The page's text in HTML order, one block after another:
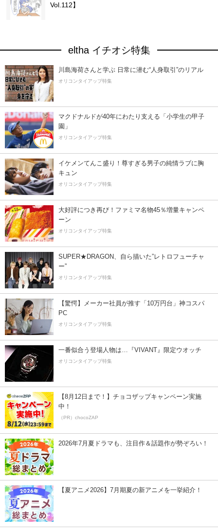
Vol.112】
eltha イチオシ特集
川島海荷さんと学ぶ 日常に潜む“人身取引”のリアル
オリコンタイアップ特集
マクドナルドが40年にわたり支える「小学生の甲子
園」
オリコンタイアップ特集
イケメンてんこ盛り！尊すぎる男子の純情ラブに胸
キュン
オリコンタイアップ特集
大好評につき再び！ファミマ名物45％増量キャンペ
ーン
オリコンタイアップ特集
SUPER★DRAGON、自ら描いた”レトロフューチャ
ー”
オリコンタイアップ特集
【驚愕】メーカー社員が推す「10万円台」神コスパ
PC
オリコンタイアップ特集
一番似合う登場人物は…『VIVANT』限定ウオッチ
オリコンタイアップ特集
【8月12日まで！】チョコザップキャンペーン実施
中！
（PR）chocoZAP
2026年7月夏ドラマも、注目作＆話題作が勢ぞろい！
【夏アニメ2026】7月期夏の新アニメを一挙紹介！